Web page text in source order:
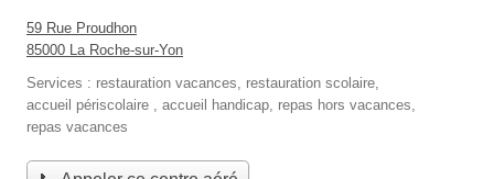
59 Rue Proudhon
85000 La Roche-sur-Yon
Services : restauration vacances, restauration scolaire,
accueil périscolaire , accueil handicap, repas hors vacances,
repas vacances